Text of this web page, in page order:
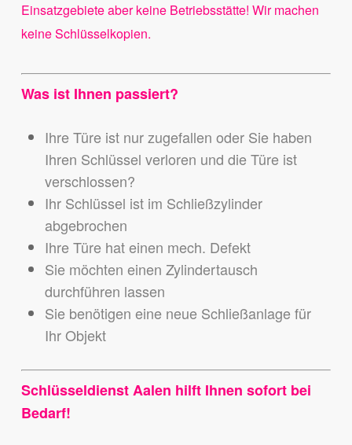
Einsatzgebiete aber keine Betriebsstätte! Wir machen
keine Schlüsselkopien.
Was ist Ihnen passiert?
Ihre Türe ist nur zugefallen oder Sie haben
Ihren Schlüssel verloren und die Türe ist
verschlossen?
Ihr Schlüssel ist im Schließzylinder
abgebrochen
Ihre Türe hat einen mech. Defekt
Sie möchten einen Zylindertausch
durchführen lassen
Sie benötigen eine neue Schließanlage für
Ihr Objekt
Schlüsseldienst Aalen hilft Ihnen sofort bei
Bedarf!